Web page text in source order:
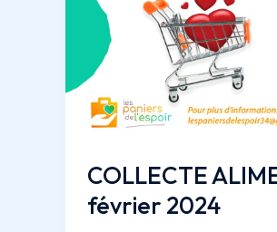
COLLECTE
février 2024